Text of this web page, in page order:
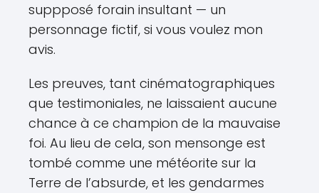
suppposé forain insultant — un
personnage fictif, si vous voulez mon
avis.
Les preuves, tant cinématographiques
que testimoniales, ne laissaient aucune
chance à ce champion de la mauvaise
foi. Au lieu de cela, son mensonge est
tombé comme une météorite sur la
Terre de l’absurde, et les gendarmes